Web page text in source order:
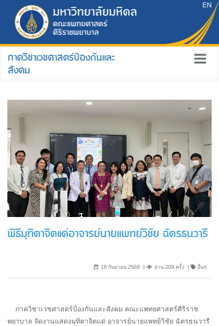
EN
ภาควิชาเวชศาสตร์ป้องกันและ
สังคม
พิธีมุทิตาจิตแด่อาจารย์นายแพทย์วิชัย ฉัตรธนวารี
18 กันยายน 2568 อ่าน 209 ครั้ง อื่นๆ
ภาควิชาเวชศาสตร์ป้องกันและสังคม คณะแพทยศาสตร์ศิริราช
พยาบาล จัดงานแสดงมุทิตาจิตแด่ อาจารย์นายแพทย์วิชัย ฉัตรธนวารี